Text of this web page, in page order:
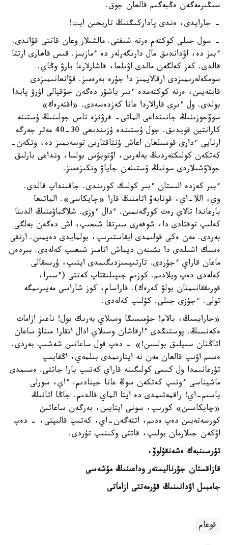
سىڭىرمەگەن ەڭبەگىم قالعان جوق.
- جارايدى، ەندى پاداركىڭنىڭ تاريحىن ايت!
- سول جىلى كوكتەم ەرتە شىقتى. مالشىلار وعان قاتتى قۋاندى.
ءبىز دە، اۋداندىق مال دارىگەرلەر دە ءمازبىز. قىس قاھارى ارتتا
قالدى. كەز كەلگەن مالدى اۋىلعا، قاشارلارعا بارۋ وڭاي.
سومكەلەرىمىزدى ارقالايمىز دا جۇرە بەرەمىز. قۋانعانىمىزدى
قايتەيىن، ەرتە كوكتەمدە ءبىر ياشۋر دەگەن جۇقپالى اۋرۋ پايدا
بولدى. ول ءىرى قارالاردا عانا كەزدەسەدى. «اقتەرەك»
سوۆحوزىنىڭ جانىنداعى الماتى- فرۋنزە تاس جولىنىڭ ۇستىنە
كارانتين قويدىق. جول ۇستىندە ۇزىندىعى 30-40 مەتر جەرگە
ارنايى ءدارى قوسىلعان اعاش ۇنتاقتارىن توسەيمىز دە، وتكەن-
كەتكەن كولىكتەردىڭ يەلەرىن، اۆتوبۋس بولسا، ونداعى بارلىق
جولاۋشىلاردى سونىڭ ۇستىنەن جاياۋ وتكىزەمىز.
ءبىر كەزدە الىستان ءبىر كولىك كورىندى. جاقىنداپ قالدى.
وي، اللا-اي، قونايەۆ اتامنىڭ قارا «چايكاسى». الماتىعا
بارعاندا تالاي رەت كورگەنمىن. ءدال ءوزى. شلاگباۋمنىڭ الدىنا
كەلىپ توقتادى دا، شوفەرى سىرتقا شىعىپ، اش دەگەن بەلگى
بەردى. مەن ەكى قولىمدى ايقاستىرىپ، بولمايدى دەيمىن. ارتقى
ەسىك اشىلدى دا ىشىنەن ديماش اتامىز شىعىپ كەلەدى. بىردەن
ماعان قاراي ءجۇردى. تارتىپسىزدىگىمدى ايتىپ، ۇرىسقالى
كەلەدى دەپ ويلادىم. كوزىم جىپىلىقتاپ كەتتى (ءسىرا،
قورىققانىمنان بولۋ كەرەك). قاراسام، كوز شاراسى مەيىرىمگە
تولى. ءجۇزى جىلى. كۇلىپ كەلەدى.
«جارايسىڭ، بالام! جۇمىسىڭا وسىلاي بەرىك بول! ناعىز ازامات
ەكەنسىڭ. پوستىڭدى ءارقاشان وسىلاي ادال اتقار! مىناۋ ساعان
اتاڭنان سىيلىق بولسىن!» - دەپ قول ساعاتىن شەشىپ بەردى.
ەسىم اۋىپ قالعان مەن نە ايتارىمدى بىلمەي، اڭقايىپ
تۇرعانىمدا ول كىسى كولىگىنە قاراي كەتىپ بارا جاتتى. ەسىمدى
ماشيناسى ءوتىپ كەتكەن سوڭ عانا جينادىم. ءاي، سورلى
باسىم-اي! راقمەتىمدى دە ايتا الماي قالدىم. جاڭا اتانىڭ
«چايكاسىن» كورىپ، سونى ايتايىن، بەرگەن ساعاتىن
كورسەتەيىن دەپ ەدىم، اتتەگەن-اي، كەتىپ قالىپتى، - دەپ
اۋكەن جىلارمان بولىپ، قاتتى وكىنىپ تۇردى.
تۇرسىنبەك ەشەنقۇلوۆ،
قازاقستان جۋرناليستەر وداعىنىڭ مۇشەسى
جامبىل اۋدانىنىڭ قۇرمەتتى ازاماتى
قوعام